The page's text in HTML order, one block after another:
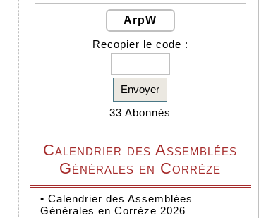
ArpW
Recopier le code :
Envoyer
33 Abonnés
Calendrier des Assemblées
Générales en Corrèze
• Calendrier des Assemblées
Générales en Corrèze 2026